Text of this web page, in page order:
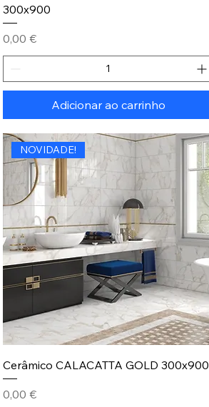
300x900
Preço
0,00 €
Adicionar ao carrinho
NOVIDADE!
Cerâmico CALACATTA GOLD 300x900
Preço
0,00 €